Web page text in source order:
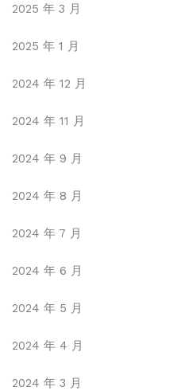
2025 年 3 月
2025 年 1 月
2024 年 12 月
2024 年 11 月
2024 年 9 月
2024 年 8 月
2024 年 7 月
2024 年 6 月
2024 年 5 月
2024 年 4 月
2024 年 3 月